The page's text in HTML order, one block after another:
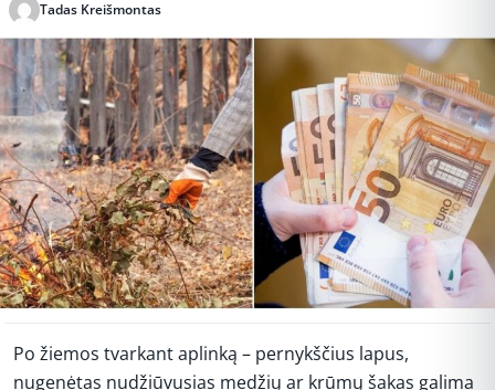
Tadas Kreišmontas
Po žiemos tvarkant aplinką – pernykščius lapus,
nugenėtas nudžiūvusias medžių ar krūmų šakas galima